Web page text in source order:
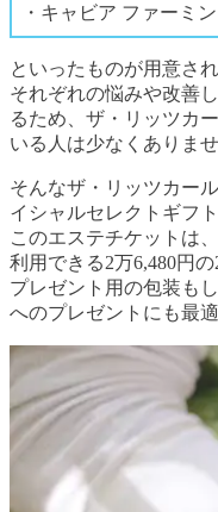
・キャビア ファーミ
といったものが用意さ
それぞれの悩みや改善
るため、ザ・リッツカ
いる人は少なくありませ
そんなザ・リッツカー
イシャルセレクトギフ
このエステチケットは
利用できる2万6,480円の
プレゼント用の包装も
へのプレゼントにも最適